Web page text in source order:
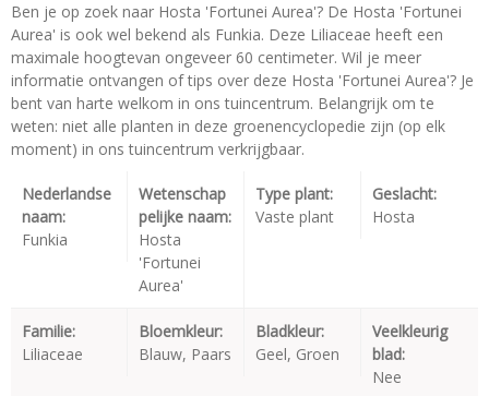
Ben je op zoek naar Hosta 'Fortunei Aurea'? De Hosta 'Fortunei
Aurea' is ook wel bekend als Funkia. Deze Liliaceae heeft een
maximale hoogtevan ongeveer 60 centimeter. Wil je meer
informatie ontvangen of tips over deze Hosta 'Fortunei Aurea'? Je
bent van harte welkom in ons tuincentrum. Belangrijk om te
weten: niet alle planten in deze groenencyclopedie zijn (op elk
moment) in ons tuincentrum verkrijgbaar.
Nederlandse
naam:
Funkia
Wetenschap
pelijke naam:
Hosta
'Fortunei
Aurea'
Type plant:
Vaste plant
Geslacht:
Hosta
Familie:
Liliaceae
Bloemkleur:
Blauw, Paars
Bladkleur:
Geel, Groen
Veelkleurig
blad:
Nee